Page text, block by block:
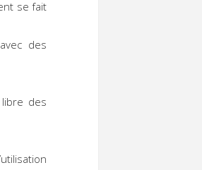
se fait
des
des